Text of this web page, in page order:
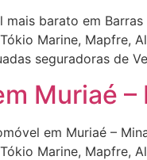
barato em
Marine, Mapfre,
seguradoras de
Muriaé –
em Muriaé –
Marine, Mapfre,